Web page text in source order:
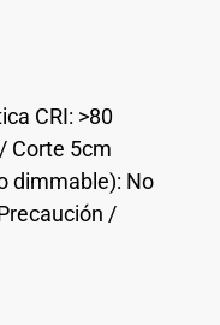
CRI: >80
Corte 5cm
dimmable): No
/